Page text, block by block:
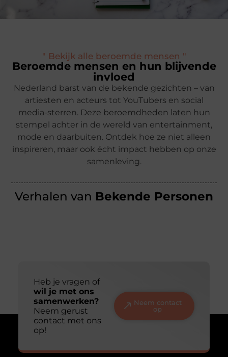
" Bekijk alle beroemde mensen "
Beroemde mensen en hun blijvende
invloed
Nederland barst van de bekende gezichten – van
artiesten en acteurs tot YouTubers en social
media-sterren. Deze beroemdheden laten hun
stempel achter in de wereld van entertainment,
mode en daarbuiten. Ontdek hoe ze niet alleen
inspireren, maar ook écht impact hebben op onze
samenleving.
Verhalen van Bekende Personen
Heb je vragen of
wil je met ons
samenwerken?
Neem gerust
contact met ons
op!
Neem contact
op